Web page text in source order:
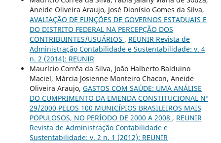
Aneide Oliveira Araujo, José Dionísio Gomes da Silva,
AVALIAÇÃO DE FUNÇÕES DE GOVERNOS ESTADUAIS E
DO DISTRITO FEDERAL NA PERCEPÇÃO DOS
CONTRIBUINTES/USUÁRIOS , REUNIR Revista de
Administração Contabilidade e Sustentabilidade: v. 4
n. 2 (2014): REUNIR
Maurício Corrêa da Silva, João Halberto Balduino
Maciel, Márcia Josienne Monteiro Chacon, Aneide
Oliveira Araujo, GASTOS COM SAÚDE: UMA ANÁLISE
DO CUMPRIMENTO DA EMENDA CONSTITUCIONAL Nº
29/2000 PELOS 100 MUNICÍPIOS BRASILEIROS MAIS
POPULOSOS, NO PERÍODO DE 2000 A 2008 , REUNIR
Revista de Administração Contabilidade e
Sustentabilidade: v. 2 n. 1 (2012): REUNIR